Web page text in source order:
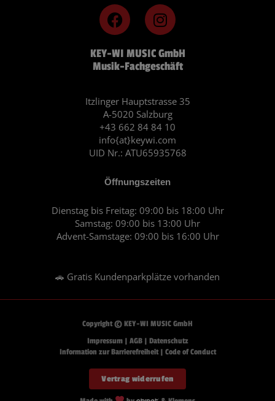
KEY-WI MUSIC GmbH
Musik-Fachgeschäft
Itzlinger Hauptstrasse 35
A-5020 Salzburg
+43 662 84 84 10
info{at}keywi.com
UID Nr.: ATU65935768
Öffnungszeiten
Dienstag bis Freitag: 09:00 bis 18:00 Uhr
Samstag: 09:00 bis 13:00 Uhr
Advent-Samstage: 09:00 bis 16:00 Uhr
🚗 Gratis Kundenparkplätze vorhanden
F
a
c
e
b
o
k
I
n
s
t
a
r
a
m
Copyright © KEY-WI MUSIC GmbH
Impressum| AGB| Datenschutz
Information zur Barrierefreiheit| Code of Conduct
Vertrag widerrufen